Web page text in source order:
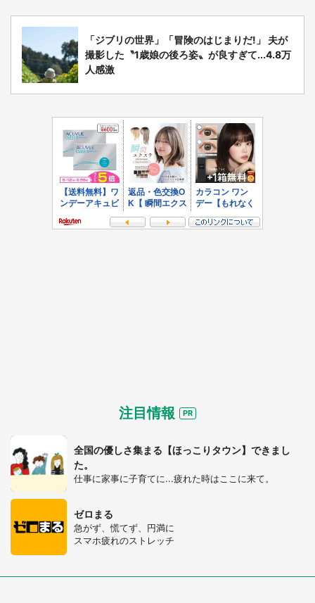
「ジブリの世界」「冒険のはじまりだ!」 夫が
撮影した〝1歳娘の後ろ姿〟が良すぎて...4.8万
人感激
注目情報
全国の優しさ集まる【ほっこりタウン】できまし
た。
仕事に家事に子育てに...疲れた時はここに来て。
ゼロまる
急がず、慌てず、円満に
スマホ疲れのストレッチ